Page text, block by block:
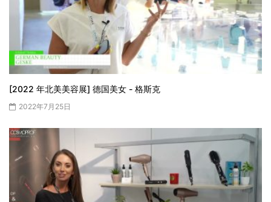
[2022 年北美美容展] 德国美女 - 格斯克
2022年7月25日